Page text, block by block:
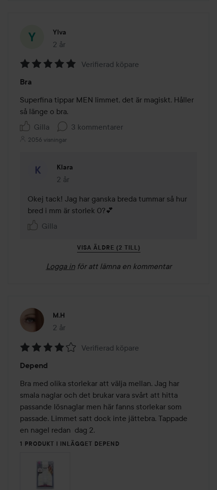
Ylva
2 år
Inlägget skapades 2 år
5
av
5
Verifierad köpare
Bra
Superfina tippar MEN limmet, det är magiskt. Håller
så länge o bra.
Gilla
3 kommentarer
2056 visningar
Klara
2 år
Kommentaren lades 2 år
Okej tack! Jag har ganska breda tummar så hur
bred i mm är storlek 0?💕
Gilla
VISA ÄLDRE (2 TILL)
Logga in för att lämna en kommentar
M.H
2 år
Inlägget skapades 2 år
4
av
5
Verifierad köpare
Depend
Bra med olika storlekar att välja mellan. Jag har
smala naglar och det brukar vara svårt att hitta
passande lösnaglar men här fanns storlekar som
passade. Limmet satt dock inte jättebra. Tappade
en nagel redan  dag 2.
1 PRODUKT I INLÄGGET DEPEND